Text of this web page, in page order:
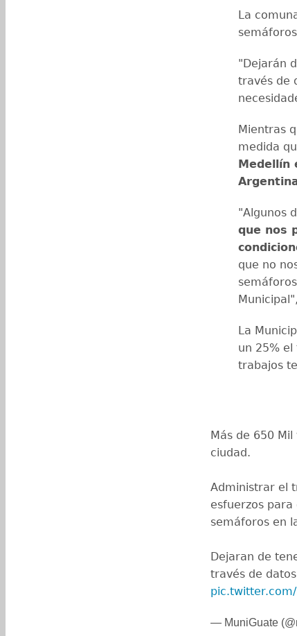
La
"Dejarán
través de
Mientras
medida
Medellín
"Algunos
que nos
que no
La
un 25%
trabajos
Más de 650
ciudad.
Administrar el
esfuerzos
semáforos en
Dejaran de
través de
pic.twitter.com/
— MuniGuate